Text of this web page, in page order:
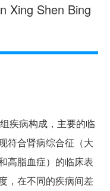
Xing Shen Bing
疾病构成，主要的临
符合肾病综合征（大
高脂血症）的临床表
，在不同的疾病间差